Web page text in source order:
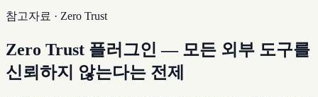
참고자료 · Zero Trust
Zero Trust 플러그인 — 모든 외부 도구를
신뢰하지 않는다는 전제